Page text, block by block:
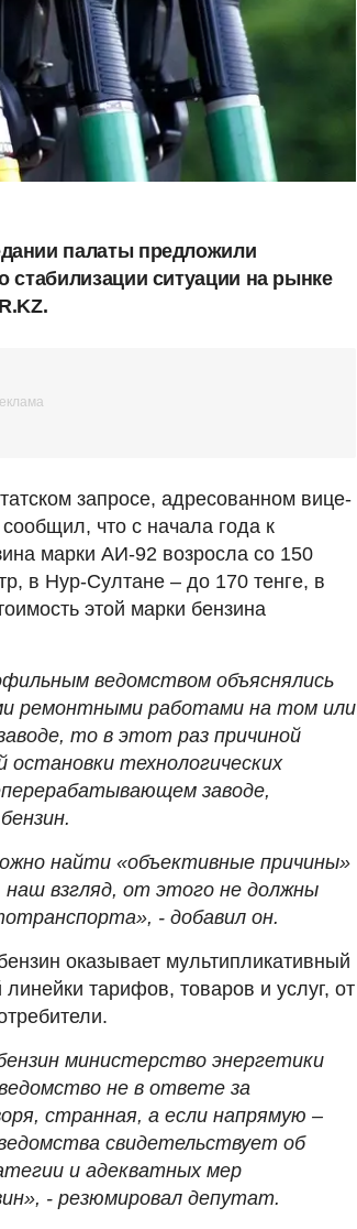
палаты предложили
стабилизации ситуации на рынке
запросе, адресованном вице-
что с начала года к
марки АИ-92 возросла со 150
в Нур-Султане – до 170 тенге, в
этой марки бензина
ведомством объяснялись
ремонтными работами на том или
то в этот раз причиной
технологических
заводе,
найти «объективные причины»
наш взгляд, от этого не должны
- добавил он.
оказывает мультипликативный
тарифов, товаров и услуг, от
министерство энергетики
не в ответе за
странная, а если напрямую –
свидетельствует об
и адекватных мер
- резюмировал депутат.